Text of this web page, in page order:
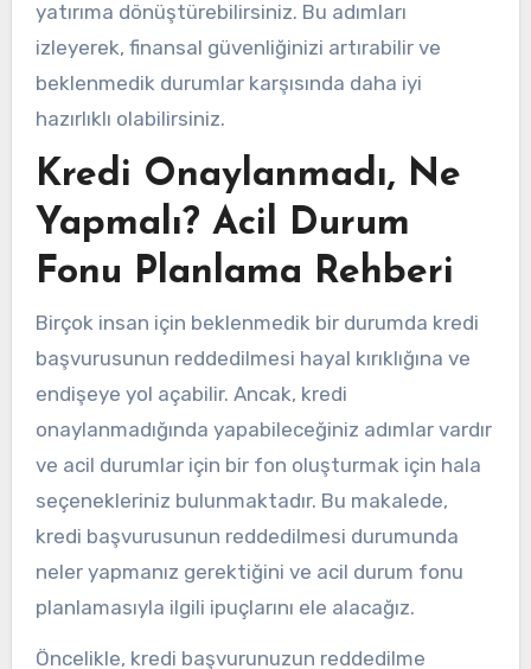
yatırıma dönüştürebilirsiniz. Bu adımları
izleyerek, finansal güvenliğinizi artırabilir ve
beklenmedik durumlar karşısında daha iyi
hazırlıklı olabilirsiniz.
Kredi Onaylanmadı, Ne
Yapmalı? Acil Durum
Fonu Planlama Rehberi
Birçok insan için beklenmedik bir durumda kredi
başvurusunun reddedilmesi hayal kırıklığına ve
endişeye yol açabilir. Ancak, kredi
onaylanmadığında yapabileceğiniz adımlar vardır
ve acil durumlar için bir fon oluşturmak için hala
seçenekleriniz bulunmaktadır. Bu makalede,
kredi başvurusunun reddedilmesi durumunda
neler yapmanız gerektiğini ve acil durum fonu
planlamasıyla ilgili ipuçlarını ele alacağız.
Öncelikle, kredi başvurunuzun reddedilme